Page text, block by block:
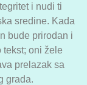
i nudi ti
sredine. Kada
bude prirodan i
oni žele
prelazak sa
grada.